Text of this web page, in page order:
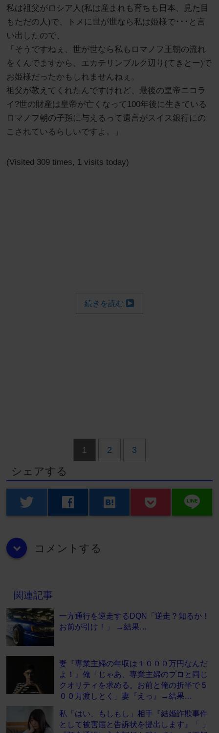
私は祖父がロシア人(私は産まれも育ちも日本、見た目
もただの人)で、トメに世が世なら私は姫様で･･･と言
い出したので、
「そうですねぇ、世が世なら私もロマノフ王朝の流れ
をくんでますから、エカテリンブルク辺り(てきとー)で
お姫様だったかもしれませんねぇ。
祖父が教えてくれたんですけれど、最後の皇帝ニコラ
イ?世の財産は皇帝が亡くなって100年後に生きている
ロマノフ朝の子孫に与えるって遺言がスイス銀行にの
こされているらしいですよ。」
(Visited 309 times, 1 visits today)
続きを読む
1 2 3
シェアする
twitter facebook hatenabookmark line
down コメントする
関連記事
一方通行を逆走するDQN「逆走？知るか！
お前が引け！」 →結果…
妻『専業主婦の年収は１０００万円なんだ
よ！』俺「じゃあ、専業主婦のプロと同じ
クオリティを求める。お前と俺の折半で５
００万渡しとく」妻『えっ』→結果…
私「はい、もしもし」相手『結婚詐欺事件
として被害届と告訴状を提出します』「 」